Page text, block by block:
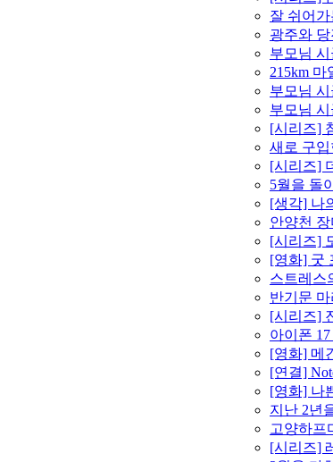
잘 쉬어가
광주와 당
부모님
215km 마
부모님 시
부모님
[시리즈]
새로 구입
[시리즈]
5월을 돌
[생각] 나
안양천 장
[시리즈]
[영화] 굿
스트레스
반기문
[시리즈]
아이폰
[영화] 메
[연결]
[영화] 나
지난 2년
고양하프
[시리즈]